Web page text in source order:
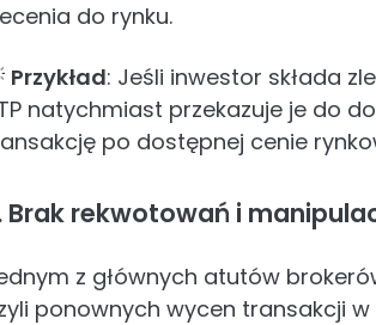
do rynku.
Przykład: Jeśli inwestor składa
natychmiast przekazuje je do
po dostępnej cenie
Brak rekwotowań i
z głównych atutów
ponownych wycen transakcji